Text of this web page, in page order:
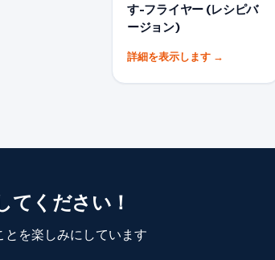
す-フライヤー (レシピバ
ージョン)
詳細を表示します →
てください！
を楽しみにしています